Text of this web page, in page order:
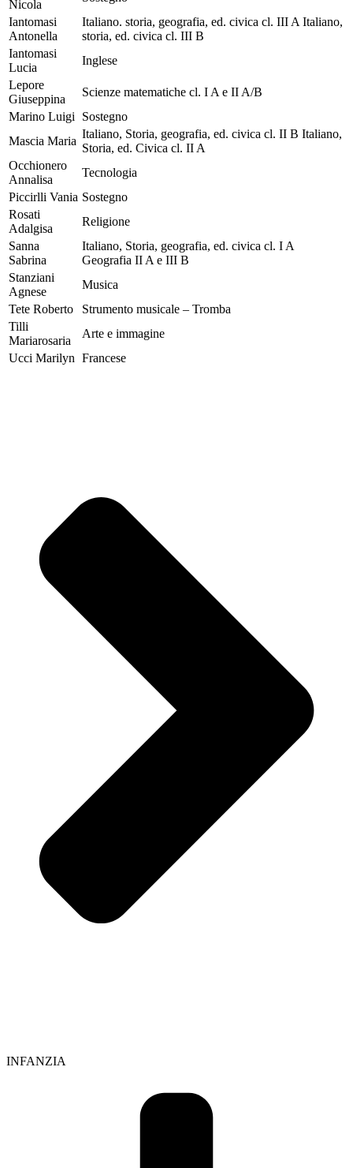
Nicola
Iantomasi
Antonella
Italiano. storia, geografia, ed. civica cl. III A Italiano,
storia, ed. civica cl. III B
Iantomasi
Lucia
Inglese
Lepore
Giuseppina
Scienze matematiche cl. I A e II A/B
Marino Luigi
Sostegno
Mascia Maria
Italiano, Storia, geografia, ed. civica cl. II B Italiano,
Storia, ed. Civica cl. II A
Occhionero
Annalisa
Tecnologia
Piccirlli Vania Sostegno
Rosati
Adalgisa
Religione
Sanna
Sabrina
Italiano, Storia, geografia, ed. civica cl. I A
Geografia II A e III B
Stanziani
Agnese
Musica
Tete Roberto
Strumento musicale – Tromba
Tilli
Mariarosaria
Arte e immagine
Ucci Marilyn Francese
INFANZIA